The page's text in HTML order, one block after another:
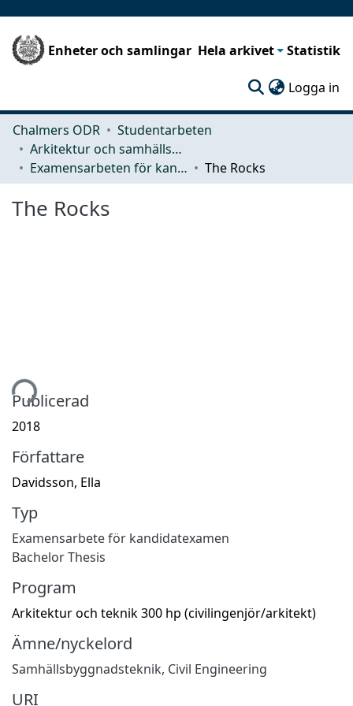
Enheter och samlingar Hela arkivet Statistik
Logga in
Chalmers ODR
Studentarbeten
Arkitektur och samhällsbyggnadsteknik (ACE)
Examensarbeten för kandidatexamen
The Rocks
The Rocks
Publicerad
2018
Författare
Davidsson, Ella
Typ
Examensarbete för kandidatexamen
Bachelor Thesis
Program
Arkitektur och teknik 300 hp (civilingenjör/arkitekt)
Ämne/nyckelord
Samhällsbyggnadsteknik, Civil Engineering
URI